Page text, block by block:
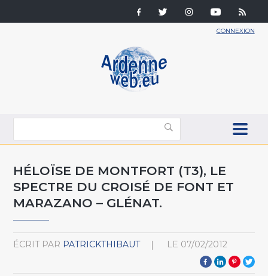
CONNEXION
HÉLOÏSE DE MONTFORT (T3), LE
SPECTRE DU CROISÉ DE FONT ET
MARAZANO – GLÉNAT.
ÉCRIT PAR PATRICKTHIBAUT LE 07/02/2012